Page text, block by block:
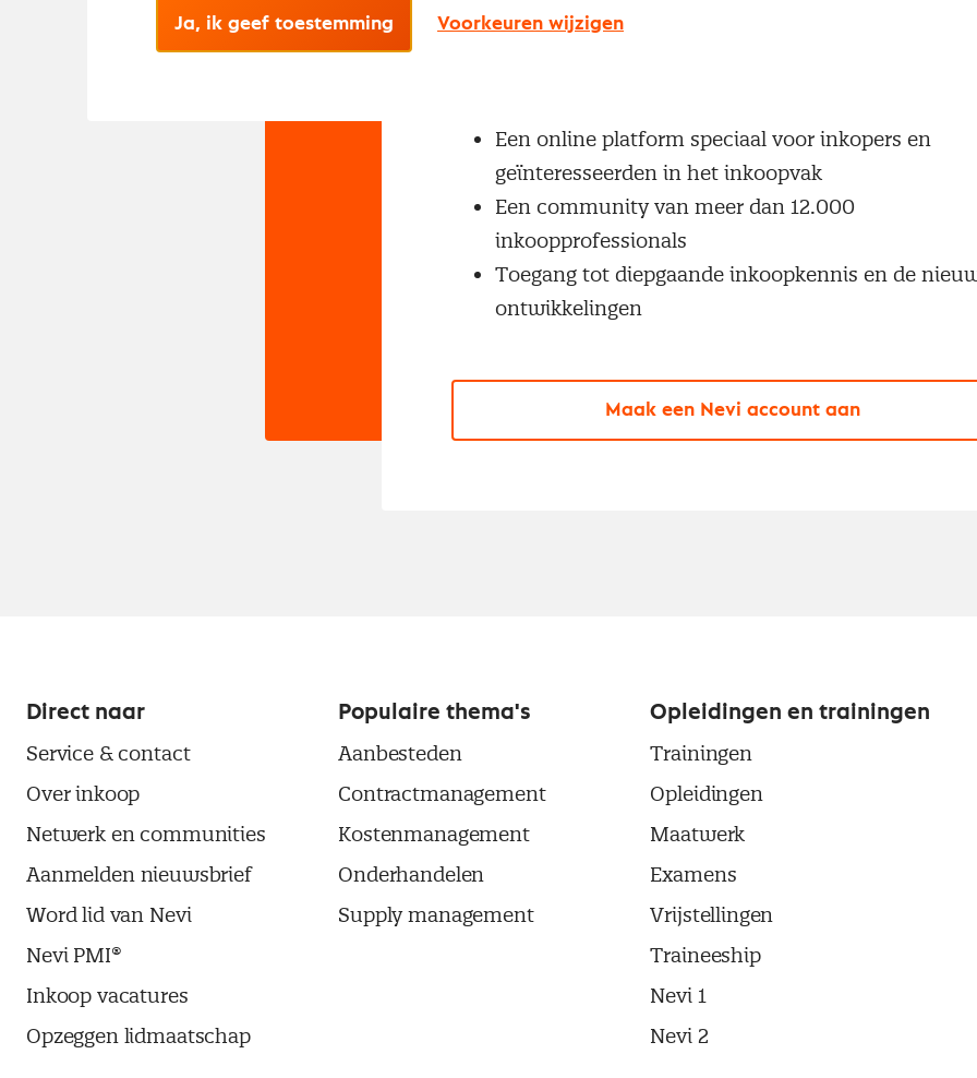
Nog geen Nevi account?
Een online platform speciaal voor inkopers en
geïnteresseerden in het inkoopvak
Een community van meer dan 12.000
inkoopprofessionals
Toegang tot diepgaande inkoopkennis en de
ontwikkelingen
Maak een Nevi account aan
Direct naar
Service & contact
Over inkoop
Netwerk en communities
Aanmelden nieuwsbrief
Word lid van Nevi
Nevi PMI®
Inkoop vacatures
Opzeggen lidmaatschap
Populaire thema's
Aanbesteden
Contractmanagement
Kostenmanagement
Onderhandelen
Supply management
Opleidingen en trainingen
Trainingen
Opleidingen
Maatwerk
Examens
Vrijstellingen
Traineeship
Nevi 1
Nevi 2
Ja, ik geef toestemming Voorkeuren wijzigen